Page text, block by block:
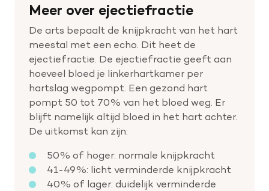
Meer over ejectiefractie
De arts bepaalt de knijpkracht van het hart
meestal met een echo. Dit heet de
ejectiefractie. De ejectiefractie geeft aan
hoeveel bloed je linkerhartkamer per
hartslag wegpompt. Een gezond hart
pompt 50 tot 70% van het bloed weg. Er
blijft namelijk altijd bloed in het hart achter.
De uitkomst kan zijn:
50% of hoger: normale knijpkracht
41-49%: licht verminderde knijpkracht
40% of lager: duidelijk verminderde